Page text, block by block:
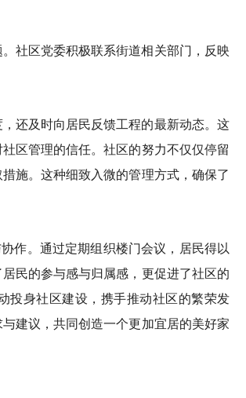
社区党委积极联系街道相关部门，反映
还及时向居民反馈工程的最新动态。这
区管理的信任。社区的努力不仅仅停留
施。这种细致入微的管理方式，确保了
作。通过定期组织楼门会议，居民得以
民的参与感与归属感，更促进了社区的
投身社区建设，携手推动社区的繁荣发
建议，共同创造一个更加宜居的美好家